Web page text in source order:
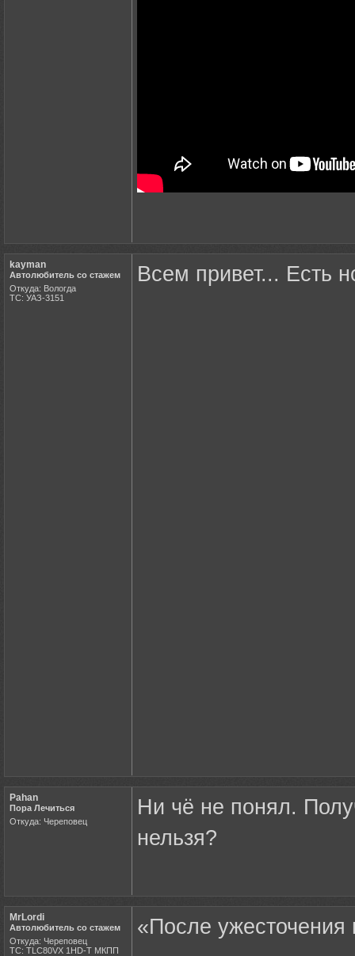
kayman
Автолюбитель со стажем
Откуда: Вологда
ТС: УАЗ-3151
Всем привет... Есть
Pahan
Пора Лечиться
Откуда: Череповец
Ни чё не понял.
нельзя?
MrLordi
Автолюбитель со стажем
Откуда: Череповец
ТС: TLC80VX 1HD-T МКПП
«После